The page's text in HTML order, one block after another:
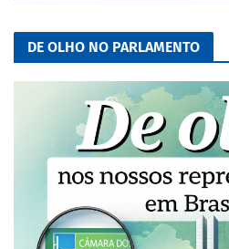
DE OLHO NO PARLAMENTO